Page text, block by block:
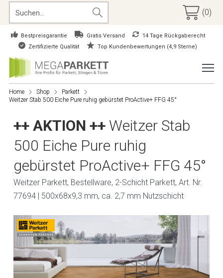
(0)
Bestpreisgarantie Gratis Versand
14 Tage Rückgaberecht
Zertifizierte Qualität
Top Kundenbewertungen (4,9 Sterne)
Home Shop
Parkett
Weitzer Stab 500 Eiche Pure ruhig gebürstet ProActive+ FFG 45°
++ AKTION ++ Weitzer Stab
500 Eiche Pure ruhig
gebürstet ProActive+ FFG 45°
Weitzer Parkett, Bestellware, 2-Schicht Parkett, Art. Nr.
77694 | 500x68x9,3 mm, ca. 2,7 mm Nutzschicht